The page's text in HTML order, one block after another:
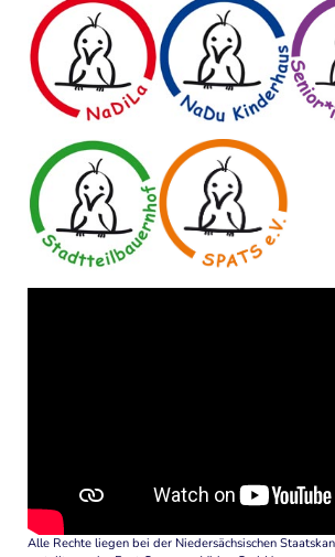
Alle Rechte liegen bei der Niedersächsischen